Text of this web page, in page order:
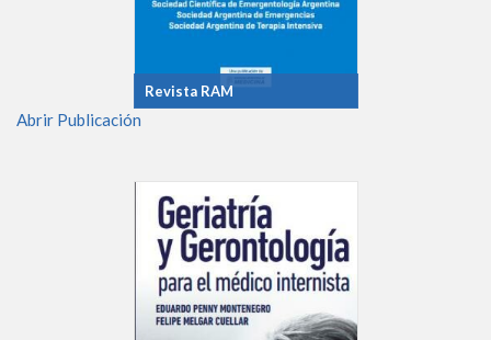
Revista RAM
Abrir Publicación